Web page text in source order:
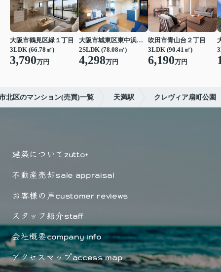
大阪市鶴見区緑１丁目
3LDK (66.78㎡)
3,790万円
大阪市城東区東中浜６丁目
2SLDK (78.08㎡)
4,298万円
吹田市青山台２丁目
3LDK (90.41㎡)
6,190万円
北区のマンション(売買)一覧 天満駅 クレヴィア扇町公園
建築について zutto+
不動産売却sale appraisal
お客様の声customer reviews
スタッフ紹介staff
会社概要company info
アクセスマップaccess map